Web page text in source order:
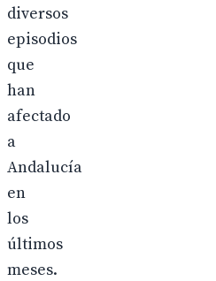
diversos
episodios
que
han
afectado
a
Andalucía
en
los
últimos
meses.